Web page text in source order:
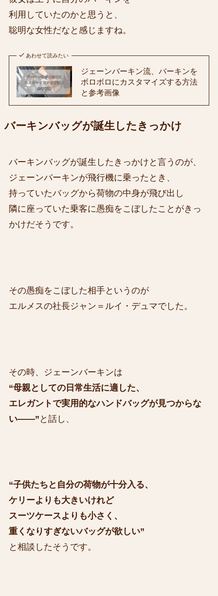
利用していたのかと思うと、
聡明な女性だなと感じますね。
あわせて読みたい
ジェーンバーキン流、バーキンを
ボロボロにカスタマイズする方法
と参考画像
バーキンバッグが誕生したきっかけ
バーキンバッグが誕生したきっかけと言うのが、
ジェーンバーキンが飛行機に乗ったとき、
持っていたバッグから荷物の中身が飛び出し
隣に座っていた乗客に愚痴をこぼしたことがきっ
かけだそうです。
その愚痴をこぼした相手というのが
エルメスの社長ジャン＝ルイ・デュマでした。
その時、ジェーンバーキンは
“母親としての日常生活に適した、
エレガントで実用的なハンドバッグが見つからな
い――” と話し、
“子供たちと自分の荷物が十分入る、
ケリーよりも大きいけれど
スーツケースよりも小さく、
重くなりすぎないバッグが欲しい”
と相談したそうです。